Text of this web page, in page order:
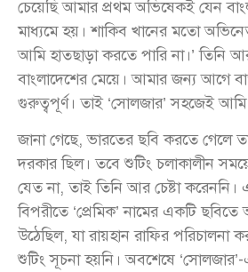
চেয়েছি আমার প্রথম অভিষেকই যেন
মাধ্যমে হয়। শাকিব খানের মতো
আমি হাতছাড়া করতে পারি না।’
বাংলাদেশের মেয়ে। আমার জন্য আগে
গুরুত্বপূর্ণ। তাই ‘সোলজার’ সহজেই আমি
জানা গেছে, ভারতের ছবি করতে গেলে
দরকার ছিল। তবে শুটিং চলাকালীন
যেত না, তাই তিনি আর চেষ্টা
বিপরীতে ‘প্রেমিক’ নামের একটি
উঠেছিল, যা রায়হান রাফির পরিচালনা
শুটিং সূচনা হয়নি। অবশেষে